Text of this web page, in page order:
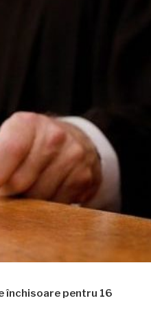
închisoare pentru 16